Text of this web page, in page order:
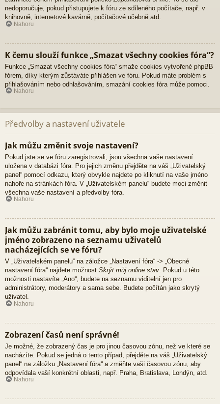
nedoporučuje, pokud přistupujete k fóru ze sdíleného počítače, např. v
knihovně, internetové kavárně, počítačové učebně atd.
Nahoru
K čemu slouží funkce „Smazat všechny cookies fóra“?
Funkce „Smazat všechny cookies fóra“ smaže cookies vytvořené phpBB
fórem, díky kterým zůstáváte přihlášen ve fóru. Pokud máte problém s
přihlašováním nebo odhlašováním, smazání cookies fóra může pomoci.
Nahoru
Předvolby a nastavení uživatele
Jak můžu změnit svoje nastavení?
Pokud jste se ve fóru zaregistrovali, jsou všechna vaše nastavení
uložena v databázi fóra. Pro jejich změnu přejděte na váš „Uživatelský
panel“ pomocí odkazu, který obvykle najdete po kliknutí na vaše jméno
nahoře na stránkách fóra. V „Uživatelském panelu“ budete moci změnit
všechna vaše nastavení a předvolby fóra.
Nahoru
Jak můžu zabránit tomu, aby bylo moje uživatelské
jméno zobrazeno na seznamu uživatelů
nacházejících se ve fóru?
V „Uživatelském panelu“ na záložce „Nastavení fóra“ -> „Obecné
nastavení fóra“ najdete možnost Skrýt můj online stav. Pokud u této
možnosti nastavíte „Ano“, budete na seznamu viditelní jen pro
administrátory, moderátory a sama sebe. Budete počítán jako skrytý
uživatel.
Nahoru
Zobrazení časů není správné!
Je možné, že zobrazený čas je pro jinou časovou zónu, než ve které se
nacházíte. Pokud se jedná o tento případ, přejděte na váš „Uživatelský
panel“ na záložku „Nastavení fóra“ a změňte vaši časovou zónu, aby
odpovídala vaší konkrétní oblasti, např. Praha, Bratislava, Londýn, atd.
Nahoru